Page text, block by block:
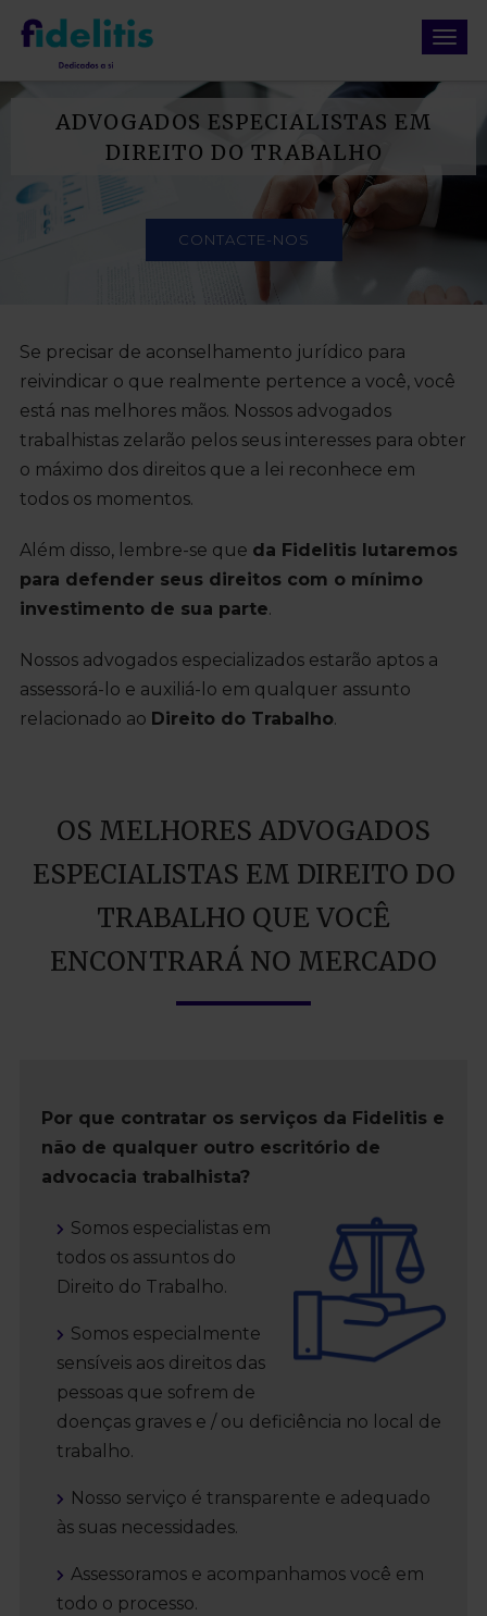
ADVOGADOS ESPECIALISTAS EM
DIREITO DO TRABALHO
CONTACTE-NOS
Se precisar de aconselhamento jurídico para
reivindicar o que realmente pertence a você, você
está nas melhores mãos. Nossos advogados
trabalhistas zelarão pelos seus interesses para obter
o máximo dos direitos que a lei reconhece em
todos os momentos.
Além disso, lembre-se que da Fidelitis lutaremos
para defender seus direitos com o mínimo
investimento de sua parte.
Nossos advogados especializados estarão aptos a
assessorá-lo e auxiliá-lo em qualquer assunto
relacionado ao Direito do Trabalho.
OS MELHORES ADVOGADOS
ESPECIALISTAS EM DIREITO DO
TRABALHO QUE VOCÊ
ENCONTRARÁ NO MERCADO
Por que contratar os serviços da Fidelitis e
não de qualquer outro escritório de
advocacia trabalhista?
Somos especialistas em
todos os assuntos do
Direito do Trabalho.
Somos especialmente
sensíveis aos direitos das
pessoas que sofrem de
doenças graves e / ou deficiência no local de
trabalho.
Nosso serviço é transparente e adequado
às suas necessidades.
Assessoramos e acompanhamos você em
todo o processo.